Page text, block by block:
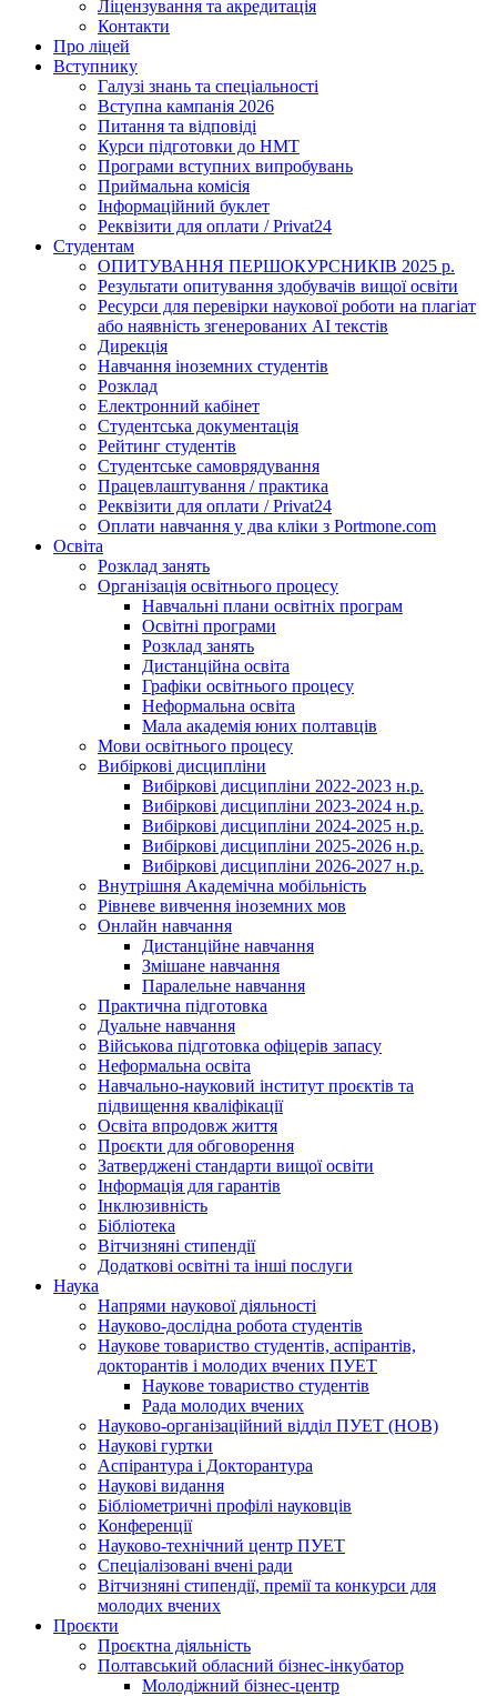
Ліцензування та акредитація
Контакти
Про ліцей
Вступнику
Галузі знань та спеціальності
Вступна кампанія 2026
Питання та відповіді
Курси підготовки до НМТ
Програми вступних випробувань
Приймальна комісія
Інформаційний буклет
Реквізити для оплати / Privat24
Студентам
ОПИТУВАННЯ ПЕРШОКУРСНИКІВ 2025 р.
Результати опитування здобувачів вищої освіти
Ресурси для перевірки наукової роботи на плагіат
або наявність згенерованих АІ текстів
Дирекція
Навчання іноземних студентів
Розклад
Електронний кабінет
Студентська документація
Рейтинг студентів
Студентське самоврядування
Працевлаштування / практика
Реквізити для оплати / Privat24
Оплати навчання у два кліки з Portmone.com
Освіта
Розклад занять
Організація освітнього процесу
Навчальні плани освітніх програм
Освітні програми
Розклад занять
Дистанційна освіта
Графіки освітнього процесу
Неформальна освіта
Мала академія юних полтавців
Мови освітнього процесу
Вибіркові дисципліни
Вибіркові дисципліни 2022-2023 н.р.
Вибіркові дисципліни 2023-2024 н.р.
Вибіркові дисципліни 2024-2025 н.р.
Вибіркові дисципліни 2025-2026 н.р.
Вибіркові дисципліни 2026-2027 н.р.
Внутрішня Академічна мобільність
Рівневе вивчення іноземних мов
Онлайн навчання
Дистанційне навчання
Змішане навчання
Паралельне навчання
Практична підготовка
Дуальне навчання
Військова підготовка офіцерів запасу
Неформальна освіта
Навчально-науковий інститут проєктів та
підвищення кваліфікації
Освіта впродовж життя
Проєкти для обговорення
Затверджені стандарти вищої освіти
Інформація для гарантів
Інклюзивність
Бібліотека
Вітчизняні стипендії
Додаткові освітні та інші послуги
Наука
Напрями наукової діяльності
Науково-дослідна робота студентів
Наукове товариство студентів, аспірантів,
докторантів і молодих вчених ПУЕТ
Наукове товариство студентів
Рада молодих вчених
Науково-організаційний відділ ПУЕТ (НОВ)
Наукові гуртки
Аспірантура і Докторантура
Наукові видання
Бібліометричні профілі науковців
Конференції
Науково-технічний центр ПУЕТ
Спеціалізовані вчені ради
Вітчизняні стипендії, премії та конкурси для
молодих вчених
Проєкти
Проєктна діяльність
Полтавський обласний бізнес-інкубатор
Молодіжний бізнес-центр